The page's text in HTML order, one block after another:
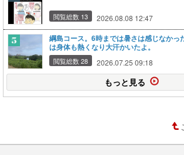
閲覧総数 13 2026.08.08 12:47
綱島コース。6時までは暑さは感じなかっ
は身体も熱くなり大汗かいたよ。
閲覧総数 28 2026.07.25 09:18
もっと見る